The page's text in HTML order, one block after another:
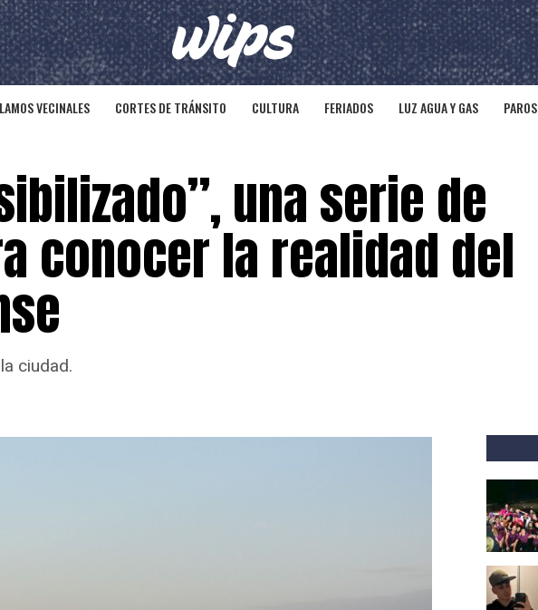
VECINALES CORTES DE TRÁNSITO CULTURA FERIADOS LUZ AGUA Y GAS PAROS
una serie de
conocer la realidad del
ciudad.